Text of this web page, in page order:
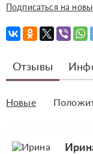
Подписаться на
Отзывы
Новые